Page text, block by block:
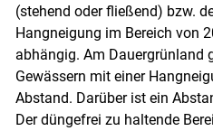
(stehend oder fließend) bzw.
Hangneigung im Bereich von
abhängig. Am Dauergrünland
Gewässern mit einer
Abstand. Darüber ist ein
Der düngefrei zu haltende